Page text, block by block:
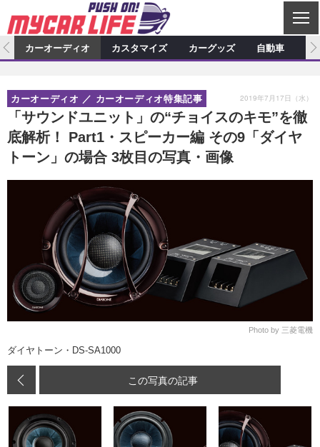
C
L
S
E
カーオーディオ
プロショップ検索 ショップ訪問記
カーオーディオニュース デモカー製作記
その他
カスタマイズ特集記事 カスタマイズ新製品情報
カスタマイズニュース
カーグッズ
カーグッズ特集記事 カーグッズ新製品情報
カーグッズニュース
自動車
スクープ
カーオーディオ カスタマイズ カーグッズ 自動車
「サウンドユニット」の“チョイスのキモ”を徹
底解析！ Part1・スピーカー編 その9「ダイヤ
トーン」の場合 3枚目の写真・画像
カーオーディオ カーオーディオ特集記事 2019年7月17日（水）
Photo by 三菱電機
ダイヤトーン・DS-SA1000
この写真の記事